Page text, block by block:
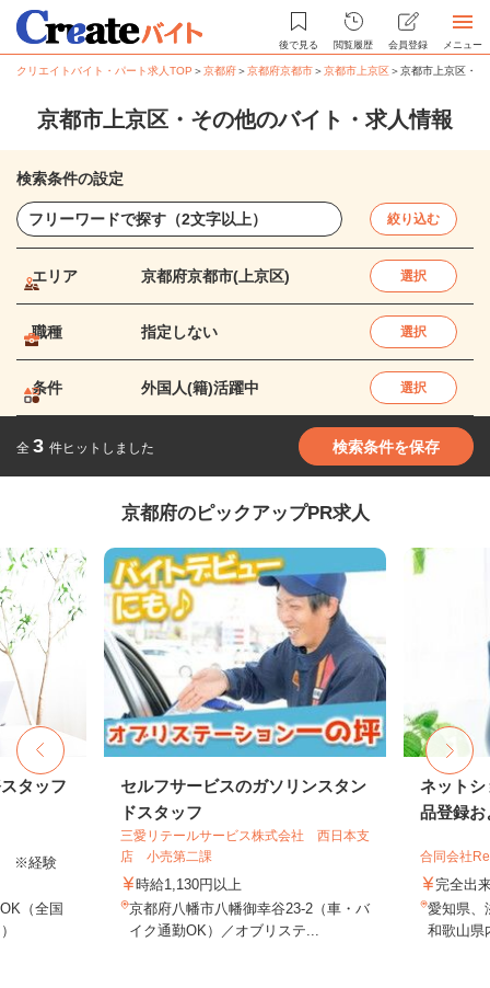
後で見る 閲覧履歴 会員登録 メニュー
クリエイトバイト・パート求人TOP ＞京都府＞京都府京都市＞京都市上京区＞京都市上京区・
京都市上京区・その他のバイト・求人情報
検索条件の設定
絞り込む
エリア 京都府京都市(上京区) 選択
職種 指定しない 選択
条件 外国人(籍)活躍中 選択
全 3 件ヒットしました 検索条件を保存
京都府のピックアップPR求人
タッフ
※経験
（全国
セルフサービスのガソリンスタン
ドスタッフ
三愛リテールサービス株式会社 西日本支
店 小売第二課
時給1,130円以上
京都府八幡市八幡御幸谷23-2（車・バ
イク通勤OK）／オブリステ...
ネットシ
品登録お
合同会社
完全出
愛知県、
和歌山